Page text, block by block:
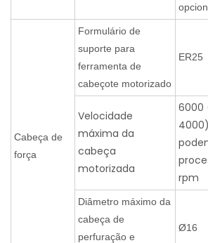
Cabeça de
força
Formulário de
suporte para
ferramenta de
cabeçote motorizado
ER25
Velocidade
máxima da
cabeça
motorizada
6000
rpm
Diâmetro máximo da
cabeça de
perfuração e
Ø16